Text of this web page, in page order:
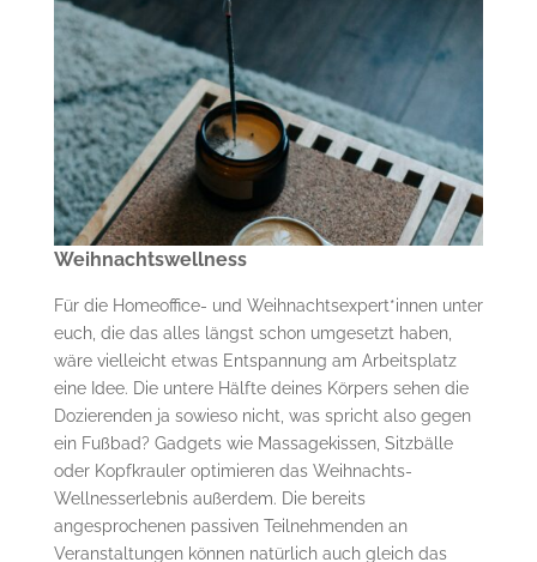
Weihnachtswellness
Für die Homeoffice- und Weihnachtsexpert*innen unter
euch, die das alles längst schon umgesetzt haben,
wäre vielleicht etwas Entspannung am Arbeitsplatz
eine Idee. Die untere Hälfte deines Körpers sehen die
Dozierenden ja sowieso nicht, was spricht also gegen
ein Fußbad? Gadgets wie Massagekissen, Sitzbälle
oder Kopfkrauler optimieren das Weihnachts-
Wellnesserlebnis außerdem. Die bereits
angesprochenen passiven Teilnehmenden an
Veranstaltungen können natürlich auch gleich das